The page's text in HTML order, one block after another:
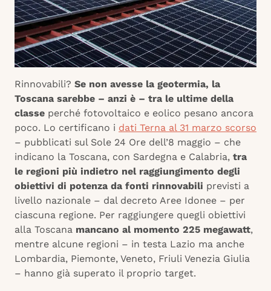
Rinnovabili? Se non avesse la geotermia, la
Toscana sarebbe – anzi è – tra le ultime della
classe perché fotovoltaico e eolico pesano ancora
poco. Lo certificano i dati Terna al 31 marzo scorso
– pubblicati sul Sole 24 Ore dell’8 maggio – che
indicano la Toscana, con Sardegna e Calabria, tra
le regioni più indietro nel raggiungimento degli
obiettivi di potenza da fonti rinnovabili previsti a
livello nazionale – dal decreto Aree Idonee – per
ciascuna regione. Per raggiungere quegli obiettivi
alla Toscana mancano al momento 225 megawatt,
mentre alcune regioni – in testa Lazio ma anche
Lombardia, Piemonte, Veneto, Friuli Venezia Giulia
– hanno già superato il proprio target.